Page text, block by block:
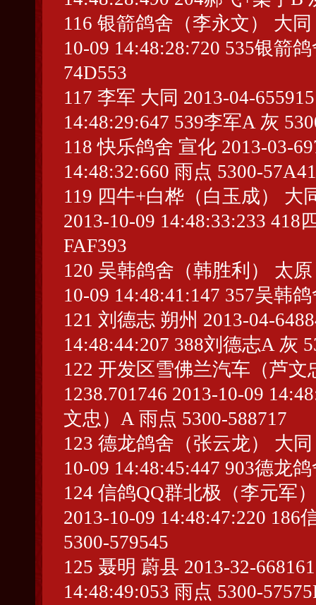
116 银箭鸽舍（李永文） 大同
10-09 14:48:28:720 535银箭
74D553
117 李军 大同 2013-04-
14:48:29:647 539李军A 灰
118 快乐鸽舍 宣化 2013-03-
14:48:32:660 雨点 5300-
119 四牛+白桦（白玉成） 大
2013-10-09 14:48:33:233
FAF393
120 吴韩鸽舍（韩胜利） 太原
10-09 14:48:41:147 357吴韩
121 刘德志 朔州 2013-04-
14:48:44:207 388刘德志A 灰
122 开发区雪佛兰汽车（芦文
1238.701746 2013-10-09
文忠）A 雨点 5300-588717
123 德龙鸽舍（张云龙） 大同
10-09 14:48:45:447 903德龙
124 信鸽QQ群北极（李元军
2013-10-09 14:48:47:220
5300-579545
125 聂明 蔚县 2013-32-
14:48:49:053 雨点 5300-